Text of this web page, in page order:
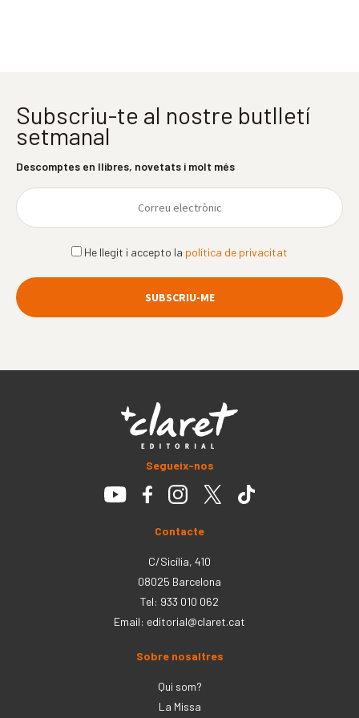
Subscriu-te al nostre butlletí
setmanal
Descomptes en llibres, novetats i molt més
He llegit i accepto la política de privacitat
Segueix-nos
Contacte
C/Sicília, 410
08025 Barcelona
Tel: 933 010 062
Email: editorial@claret.cat
Sobre nosaltres
Qui som?
La Missa